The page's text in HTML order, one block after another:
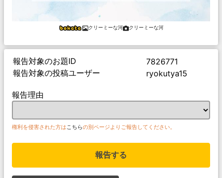
クリーミーな河 クリーミーな河
報告対象のお題ID
7826771
報告対象の投稿ユーザー
ryokutya15
報告理由
権利を侵害された方はこちらの別ページよりご報告してください。
報告する